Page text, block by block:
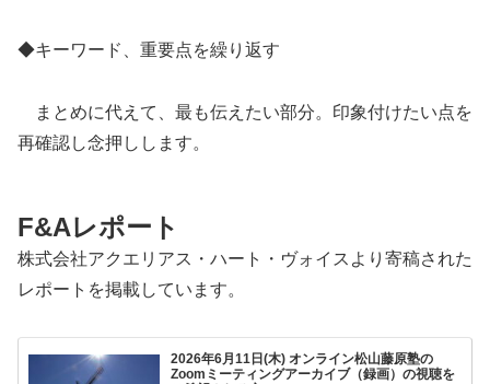
◆キーワード、重要点を繰り返す
まとめに代えて、最も伝えたい部分。印象付けたい点を
再確認し念押しします。
F&Aレポート
株式会社アクエリアス・ハート・ヴォイスより寄稿された
レポートを掲載しています。
2026年6月11日(木) オンライン松山藤原塾の
Zoomミーティングアーカイブ（録画）の視聴を